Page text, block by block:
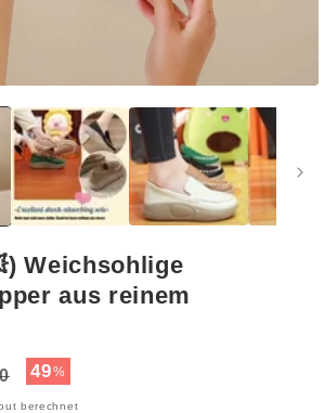
Weichsohlige
aus reinem
Verkaufspreis
49%
berechnet